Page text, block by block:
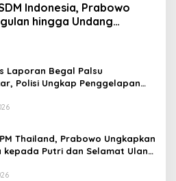
Indonesia, Prabowo
hingga Undang
Laporan Begal Palsu
Polisi Ungkap Penggelapan
untuk Crypto
Thailand, Prabowo Ungkapkan
kepada Putri dan Selamat Ulang
Thailand